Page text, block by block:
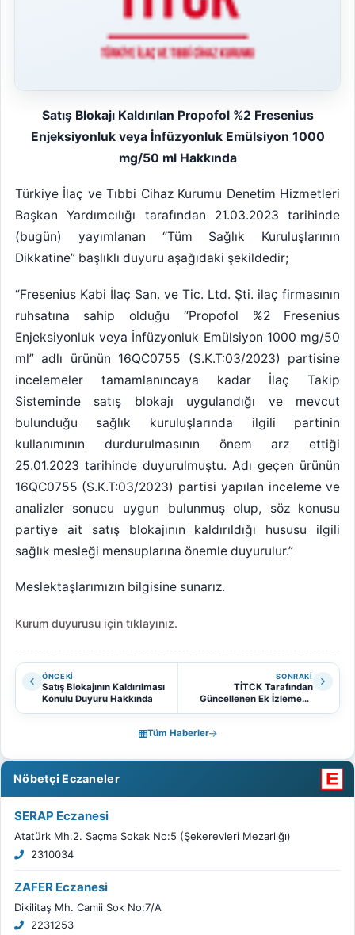
Satış Blokajı Kaldırılan Propofol %2 Fresenius
Enjeksiyonluk veya İnfüzyonluk Emülsiyon 1000
mg/50 ml Hakkında
Türkiye İlaç ve Tıbbi Cihaz Kurumu Denetim Hizmetleri
Başkan Yardımcılığı tarafından 21.03.2023 tarihinde
(bugün) yayımlanan “Tüm Sağlık Kuruluşlarının
Dikkatine” başlıklı duyuru aşağıdaki şekildedir;
“Fresenius Kabi İlaç San. ve Tic. Ltd. Şti. ilaç firmasının
ruhsatına sahip olduğu “Propofol %2 Fresenius
Enjeksiyonluk veya İnfüzyonluk Emülsiyon 1000 mg/50
ml” adlı ürünün 16QC0755 (S.K.T:03/2023) partisine
incelemeler tamamlanıncaya kadar İlaç Takip
Sisteminde satış blokajı uygulandığı ve mevcut
bulunduğu sağlık kuruluşlarında ilgili partinin
kullanımının durdurulmasının önem arz ettiği
25.01.2023 tarihinde duyurulmuştu. Adı geçen ürünün
16QC0755 (S.K.T:03/2023) partisi yapılan inceleme ve
analizler sonucu uygun bulunmuş olup, söz konusu
partiye ait satış blokajının kaldırıldığı hususu ilgili
sağlık mesleği mensuplarına önemle duyurulur.”
Meslektaşlarımızın bilgisine sunarız.
Kurum duyurusu için tıklayınız.
ÖNCEKI
Satış Blokajının Kaldırılması
Konulu Duyuru Hakkında
SONRAKI
TİTCK Tarafından
Güncellenen Ek İzlemeye
Tüm Haberler
Nöbetçi Eczaneler
SERAP Eczanesi
Atatürk Mh.2. Saçma Sokak No:5 (Şekerevleri Mezarlığı)
2310034
ZAFER Eczanesi
Dikilitaş Mh. Camii Sok No:7/A
2231253